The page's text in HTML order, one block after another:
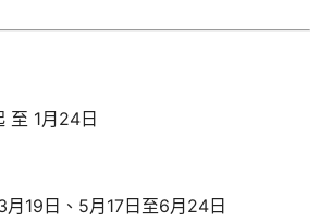
至 1月24日
月19日、5月17日至6月24日